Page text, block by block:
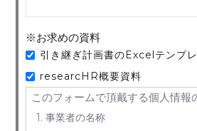
※お求めの資料
引き継ぎ計画書のExcelテンプ
researcHR概要資料
このフォームで頂戴する個人情報
1. 事業者の名称